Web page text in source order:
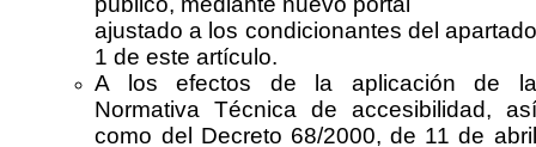
ajustado a los condicionantes del apartado
1 de este artículo.
A los efectos de la aplicación de la
Normativa Técnica de accesibilidad, así
como del Decreto 68/2000, de 11 de abril